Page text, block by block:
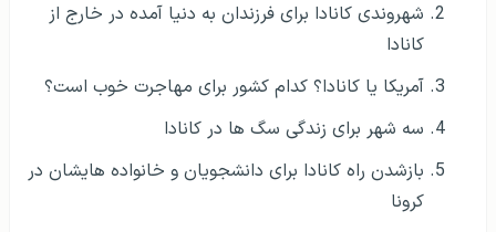
شهروندی کانادا برای فرزندان به دنیا آمده در خارج از
کانادا
آمریکا یا کانادا؟ کدام کشور برای مهاجرت خوب است؟
سه شهر برای زندگی سگ ها در کانادا
بازشدن راه کانادا برای دانشجویان و خانواده هایشان در
کرونا